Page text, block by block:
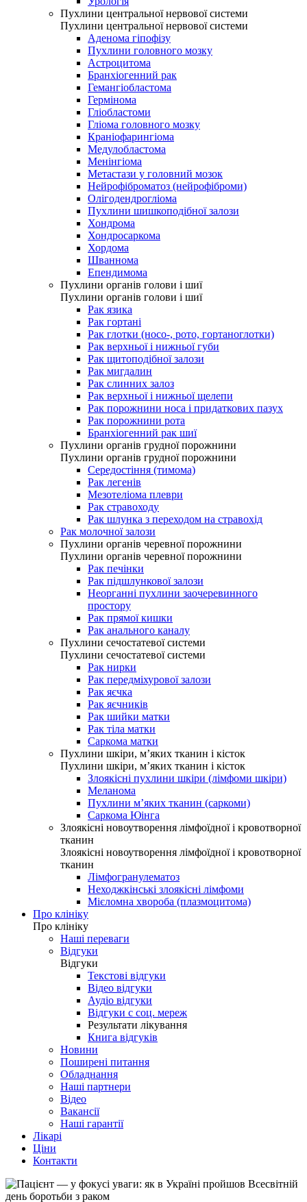
Пухлини центральної нервової системи
Пухлини центральної нервової системи
Аденома гіпофізу
Пухлини головного мозку
Астроцитома
Бранхіогенний рак
Гемангіобластома
Гермінома
Гліобластоми
Гліома головного мозку
Краніофарингіома
Медулобластома
Менінгіома
Метастази у головний мозок
Нейрофіброматоз (нейрофіброми)
Олігодендрогліома
Пухлини шишкоподібної залози
Хондрома
Хондросаркома
Хордома
Шваннома
Епендимома
Пухлини органів голови і шиї
Пухлини органів голови і шиї
Рак язика
Рак гортані
Рак глотки (носо-, рото, гортаноглотки)
Рак верхньої і нижньої губи
Рак щитоподібної залози
Рак мигдалин
Рак слинних залоз
Рак верхньої і нижньої щелепи
Рак порожнини носа і придаткових пазух
Рак порожнини рота
Бранхіогенний рак шиї
Пухлини органів грудної порожнини
Пухлини органів грудної порожнини
Середостіння (тимома)
Рак легенів
Мезотеліома плеври
Рак стравоходу
Рак шлунка з переходом на стравохід
Рак молочної залози
Пухлини органів черевної порожнини
Пухлини органів черевної порожнини
Рак печінки
Рак підшлункової залози
Неорганні пухлини заочеревинного
простору
Рак прямої кишки
Рак анального каналу
Пухлини сечостатевої системи
Пухлини сечостатевої системи
Рак нирки
Рак передміхурової залози
Рак яєчка
Рак яєчників
Рак шийки матки
Рак тіла матки
Саркома матки
Пухлини шкіри, м’яких тканин і кісток
Пухлини шкіри, м’яких тканин і кісток
Злоякісні пухлини шкіри (лімфоми шкіри)
Меланома
Пухлини м’яких тканин (саркоми)
Саркома Юінга
Злоякісні новоутворення лімфоїдної і кровотворної
тканин
Злоякісні новоутворення лімфоїдної і кровотворної
тканин
Лімфогранулематоз
Неходжкінські злоякісні лімфоми
Мієломна хвороба (плазмоцитома)
Про клініку
Про клініку
Наші переваги
Відгуки
Відгуки
Текстові відгуки
Відео відгуки
Аудіо відгуки
Відгуки с соц. мереж
Результати лікування
Книга відгуків
Новини
Поширені питання
Обладнання
Наші партнери
Відео
Вакансії
Наші гарантії
Лікарі
Ціни
Контакти